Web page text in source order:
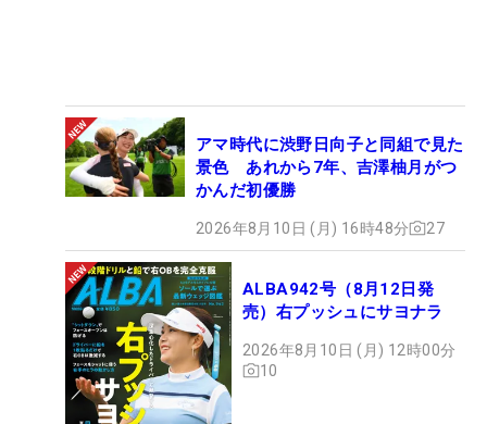
アマ時代に渋野日向子と同組で見た
景色 あれから7年、吉澤柚月がつ
かんだ初優勝
2026年8月10日 (月) 16時48分 27
ALBA942号（8月12日発
売）右プッシュにサヨナラ
2026年8月10日 (月) 12時00分
10